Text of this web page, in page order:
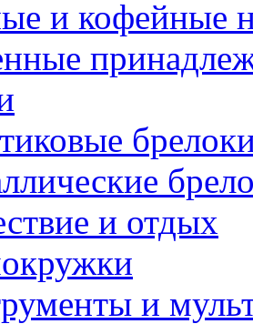
и кофейные
и отдых
и